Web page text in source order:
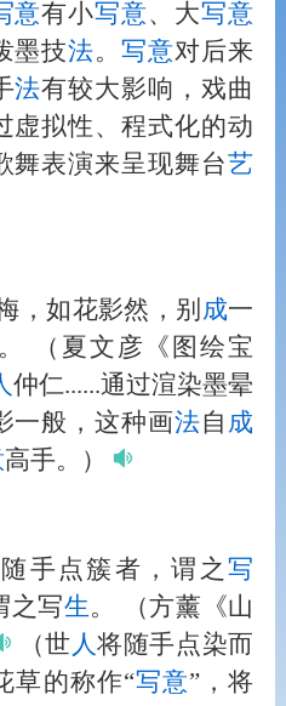
意有小写意、大写意
墨技法。写意对后来
法有较大影响，戏曲
虚拟性、程式化的动
舞表演来呈现舞台艺
，如花影然，别 成一
（夏文彦《图绘宝
仲仁......通过渲染墨晕
一般，这种画法自 成
高手。）
手点簇者，谓之写
之写生。
（方薰《山
（世 人将随手点染而
草的称作“写意”，将